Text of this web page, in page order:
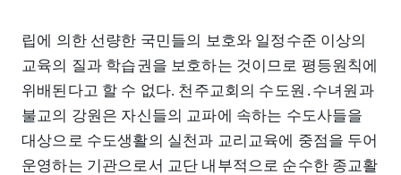
립에 의한 선량한 국민들의 보호와 일정수준 이상의
교육의 질과 학습권을 보호하는 것이므로 평등원칙에
위배된다고 할 수 없다. 천주교회의 수도원․수녀원과
불교의 강원은 자신들의 교파에 속하는 수도사들을
대상으로 수도생활의 실천과 교리교육에 중점을 두어
운영하는 기관으로서 교단 내부적으로 순수한 종교활